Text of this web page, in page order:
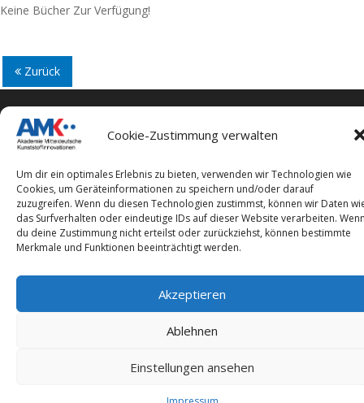
Cookie-Zustimmung verwalten
Um dir ein optimales Erlebnis zu bieten, verwenden wir Technologien wie
Cookies, um Geräteinformationen zu speichern und/oder darauf
zuzugreifen. Wenn du diesen Technologien zustimmst, können wir Daten
das Surfverhalten oder eindeutige IDs auf dieser Website verarbeiten.
du deine Zustimmung nicht erteilst oder zurückziehst, können bestimmte
Merkmale und Funktionen beeinträchtigt werden.
Akzeptieren
Ablehnen
Einstellungen ansehen
Keine Bücher Zur Verfügung!
Zurück
Impressum
Datenschutzerklärung
Copyright © 2026 Akademie Mitteldeutsche
OnePress